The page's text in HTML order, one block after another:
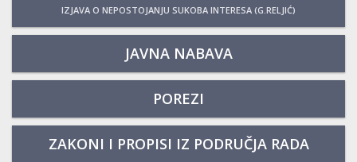
IZJAVA O NEPOSTOJANJU SUKOBA INTERESA (G.RELJIĆ)
JAVNA NABAVA
POREZI
ZAKONI I PROPISI IZ PODRUČJA RADA